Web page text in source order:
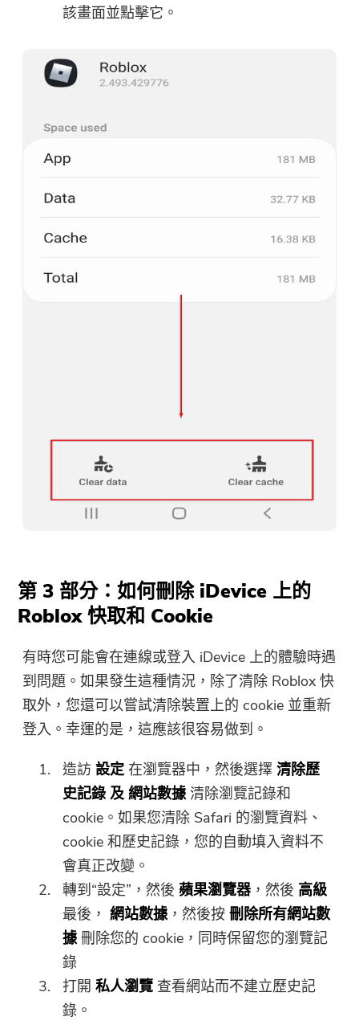
該畫面並點擊它。
第 3 部分：如何刪除 iDevice 上的
Roblox 快取和 Cookie
有時您可能會在連線或登入 iDevice 上的體驗時遇
到問題。如果發生這種情況，除了清除 Roblox 快
取外，您還可以嘗試清除裝置上的 cookie 並重新
登入。幸運的是，這應該很容易做到。
造訪設定在瀏覽器中，然後選擇清除歷
史記錄 及網站數據清除瀏覽記錄和
cookie。如果您清除 Safari 的瀏覽資料、
cookie 和歷史記錄，您的自動填入資料不
會真正改變。
轉到“設定”，然後蘋果瀏覽器 ，然後 高級
最後，網站數據，然後按 刪除所有網站數
據刪除您的 cookie，同時保留您的瀏覽記
錄
打開私人瀏覽 查看網站而不建立歷史記
錄。
就快完成了。
訂閱關於iMyMac應用程序的最佳
優惠信息和新聞。
溫馨提示
這個軟體只能在Mac上下載和使
用。你可以輸入你的電子郵件地
址來獲得下載鏈接和優惠券代
請輸入有效的電子郵件地址
提交
感謝您的訂閱！
下載鏈接和優惠券代碼已發送至您的
電子郵件user@email.com。你也可
以點擊按鈕，直接購買該軟件。